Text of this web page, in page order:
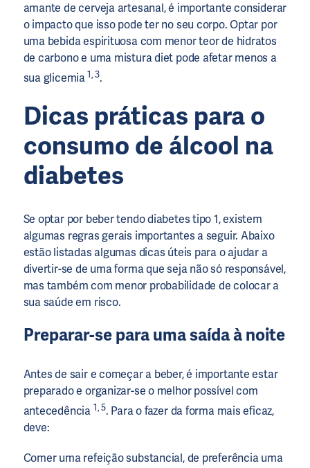
amante de cerveja artesanal, é importante considerar
o impacto que isso pode ter no seu corpo. Optar por
uma bebida espirituosa com menor teor de hidratos
de carbono e uma mistura diet pode afetar menos a
sua glicemia1, 3.
Dicas práticas para o
consumo de álcool na
diabetes
Se optar por beber tendo diabetes tipo 1, existem
algumas regras gerais importantes a seguir. Abaixo
estão listadas algumas dicas úteis para o ajudar a
divertir-se de uma forma que seja não só responsável,
mas também com menor probabilidade de colocar a
sua saúde em risco.
Preparar-se para uma saída à noite
Antes de sair e começar a beber, é importante estar
preparado e organizar-se o melhor possível com
antecedência 1, 5. Para o fazer da forma mais eficaz,
deve:
Comer uma refeição substancial, de preferência uma